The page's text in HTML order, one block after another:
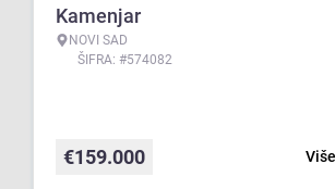
Kamenjar
NOVI SAD
ŠIFRA: #574082
€159.000